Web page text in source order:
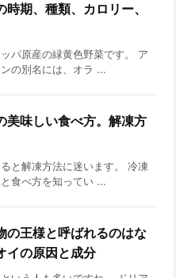
時期、種類、カロリー、
パ原産の緑黄色野菜です。 ア
の別名には、オラ ...
美味しい食べ方。解凍方
と解凍方法に迷います。 冷凍
食べ方を知ってい ...
の王様と呼ばれるのはな
イの原因と成分